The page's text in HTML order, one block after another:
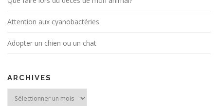
Attention aux cyanobactéries
Adopter un chien ou un chat
ARCHIVES